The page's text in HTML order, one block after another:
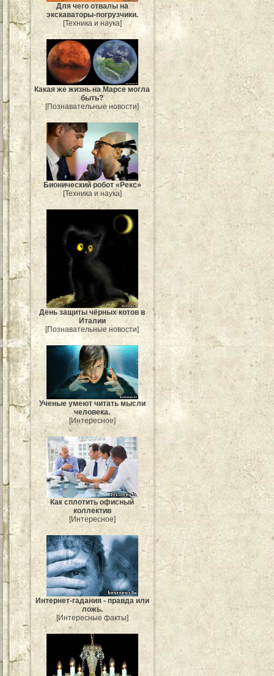
Для чего отвалы на
экскаваторы-погрузчики.
[Техника и наука]
Какая же жизнь на Марсе могла
быть?
[Познавательные новости]
Бионический робот «Рекс»
[Техника и наука]
День защиты чёрных котов в
Италии
[Познавательные новости]
Ученые умеют читать мысли
человека.
[Интересное]
Как сплотить офисный
коллектив
[Интересное]
Интернет-гадания - правда или
ложь.
[Интересные факты]